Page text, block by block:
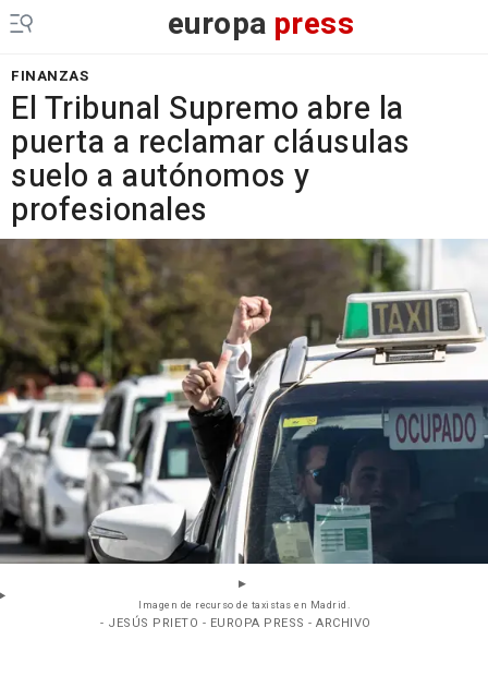
europa press
FINANZAS
El Tribunal Supremo abre la
puerta a reclamar cláusulas
suelo a autónomos y
profesionales
Imagen de recurso de taxistas en Madrid.
- JESÚS PRIETO - EUROPA PRESS - ARCHIVO